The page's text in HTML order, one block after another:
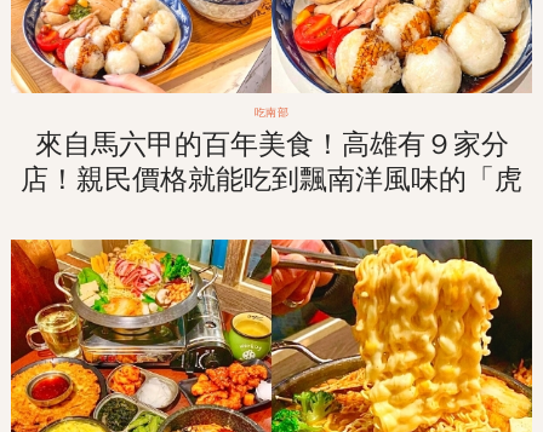
吃南部
來自馬六甲的百年美食！高雄有９家分
店！親民價格就能吃到飄南洋風味的「虎